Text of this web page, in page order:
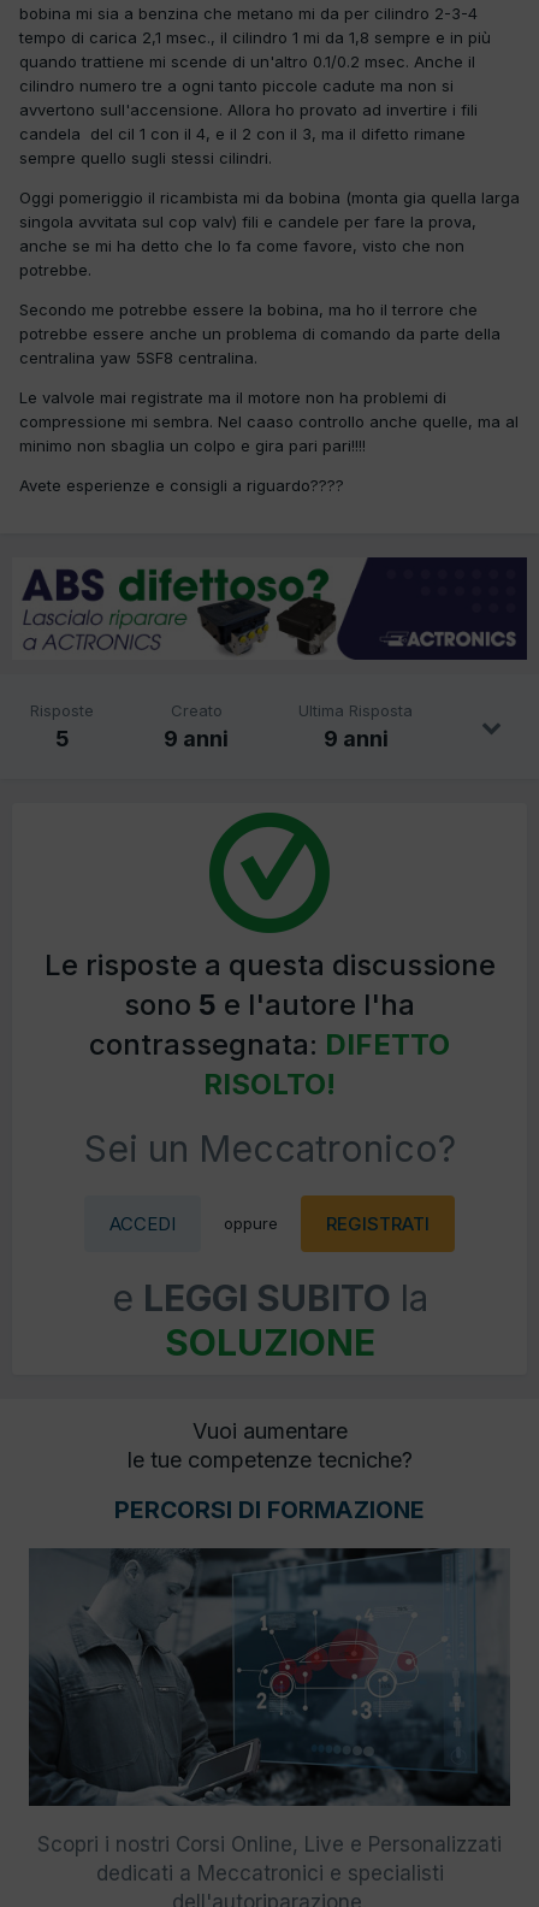
bobina mi sia a benzina che metano mi da per cilindro 2-3-4
tempo di carica 2,1 msec., il cilindro 1 mi da 1,8 sempre e in più
quando trattiene mi scende di un'altro 0.1/0.2 msec. Anche il
cilindro numero tre a ogni tanto piccole cadute ma non si
avvertono sull'accensione. Allora ho provato ad invertire i fili
candela del cil 1 con il 4, e il 2 con il 3, ma il difetto rimane
sempre quello sugli stessi cilindri.
Oggi pomeriggio il ricambista mi da bobina (monta gia quella larga
singola avvitata sul cop valv) fili e candele per fare la prova,
anche se mi ha detto che lo fa come favore, visto che non
potrebbe.
Secondo me potrebbe essere la bobina, ma ho il terrore che
potrebbe essere anche un problema di comando da parte della
centralina yaw 5SF8 centralina.
Le valvole mai registrate ma il motore non ha problemi di
compressione mi sembra. Nel caaso controllo anche quelle, ma al
minimo non sbaglia un colpo e gira pari pari!!!!
Avete esperienze e consigli a riguardo????
Risposte
5
Creato
9 anni
Ultima Risposta
9 anni
Le risposte a questa discussione
sono 5 e l'autore l'ha
contrassegnata: DIFETTO
RISOLTO!
Sei un Meccatronico?
ACCEDI oppure REGISTRATI
e LEGGI SUBITO la
SOLUZIONE
Vuoi aumentare
le tue competenze tecniche?
PERCORSI DI FORMAZIONE
Scopri i nostri Corsi Online, Live e Personalizzati
dedicati a Meccatronici e specialisti
dell'autoriparazione.